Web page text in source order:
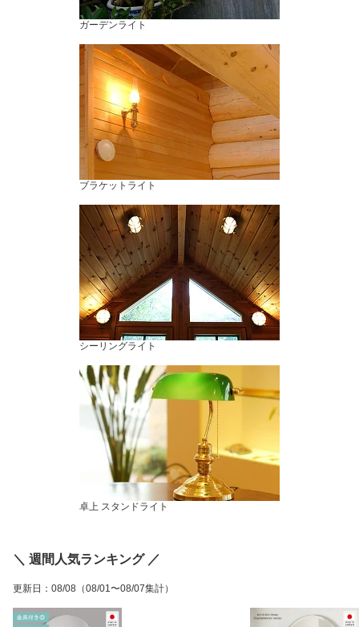
ガーデンライト
ブラケットライト
シーリングライト
卓上 スタンドライト
＼ 週間人気ランキング ／
更新日 ： 08/08 （08/01〜08/07集計）